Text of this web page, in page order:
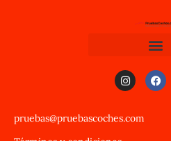
pruebas@pruebascoches.com